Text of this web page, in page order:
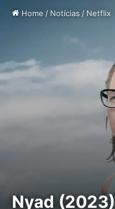
Home / Notícias / Netflix
Nyad (2023)